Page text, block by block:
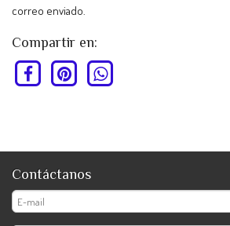
correo enviado.
Compartir en:
Contáctanos